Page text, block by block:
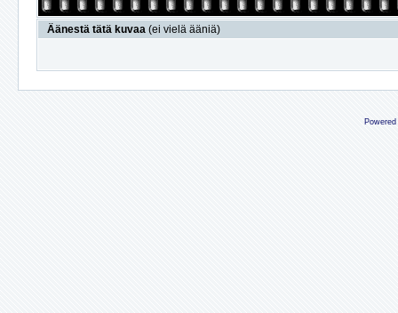
Äänestä tätä kuvaa (ei vielä ääniä)